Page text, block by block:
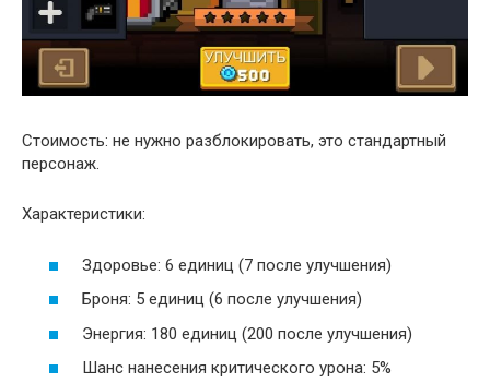
Стоимость: не нужно разблокировать, это стандартный
персонаж.
Характеристики:
Здоровье: 6 единиц (7 после улучшения)
Броня: 5 единиц (6 после улучшения)
Энергия: 180 единиц (200 после улучшения)
Шанс нанесения критического урона: 5%